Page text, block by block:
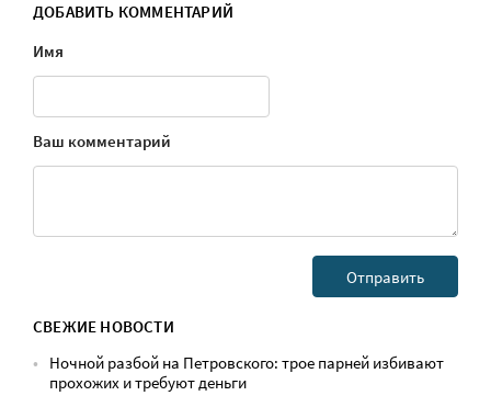
ДОБАВИТЬ КОММЕНТАРИЙ
Имя
Ваш комментарий
СВЕЖИЕ НОВОСТИ
Ночной разбой на Петровского: трое парней избивают
прохожих и требуют деньги